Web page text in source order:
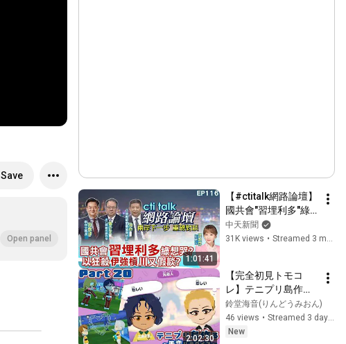
Save
Open panel
1:01:41
【#ctitalk網路論壇】
國共會"習埋利多"綠
想哭?以狂殺"伊強
槓"川又假談?重磅對
CtiTv
‪‪‪@ctitalk_official ‬
中天新聞
31K views • Streamed 3 months ago
2:02:30
【完全初見トモコ
レ】テニプリ島作る
ぞ！！！～推しCP勝
手に生活してくれ
～　Part20
鈴堂海音(りんどうみおん)
46 views •
Streamed 3 days ago
New